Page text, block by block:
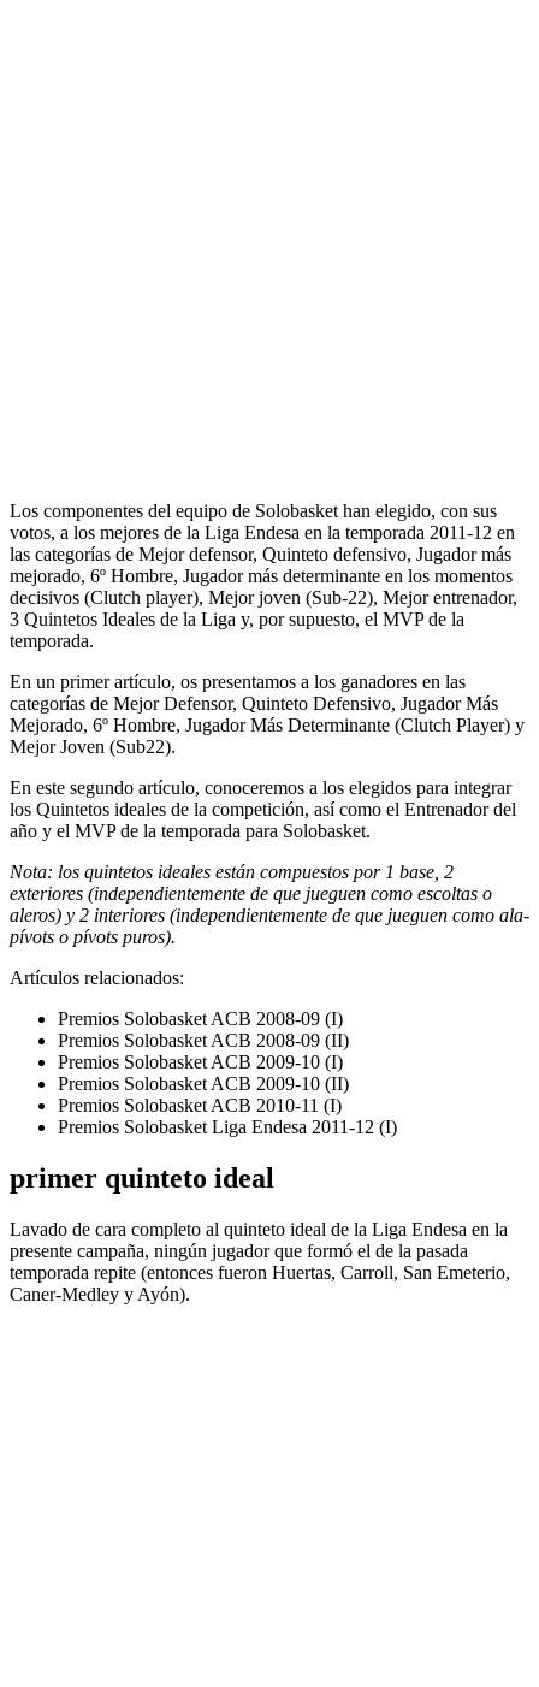
Los componentes del equipo de Solobasket han elegido, con sus
votos, a los mejores de la Liga Endesa en la temporada 2011-12 en
las categorías de Mejor defensor, Quinteto defensivo, Jugador más
mejorado, 6º Hombre, Jugador más determinante en los momentos
decisivos (Clutch player), Mejor joven (Sub-22), Mejor entrenador,
3 Quintetos Ideales de la Liga y, por supuesto, el MVP de la
temporada.
En un primer artículo, os presentamos a los ganadores en las
categorías de Mejor Defensor, Quinteto Defensivo, Jugador Más
Mejorado, 6º Hombre, Jugador Más Determinante (Clutch Player) y
Mejor Joven (Sub22).
En este segundo artículo, conoceremos a los elegidos para integrar
los Quintetos ideales de la competición, así como el Entrenador del
año y el MVP de la temporada para Solobasket.
Nota: los quintetos ideales están compuestos por 1 base, 2
exteriores (independientemente de que jueguen como escoltas o
aleros) y 2 interiores (independientemente de que jueguen como ala-
pívots o pívots puros).
Artículos relacionados:
Premios Solobasket ACB 2008-09 (I)
Premios Solobasket ACB 2008-09 (II)
Premios Solobasket ACB 2009-10 (I)
Premios Solobasket ACB 2009-10 (II)
Premios Solobasket ACB 2010-11 (I)
Premios Solobasket Liga Endesa 2011-12 (I)
primer quinteto ideal
Lavado de cara completo al quinteto ideal de la Liga Endesa en la
presente campaña, ningún jugador que formó el de la pasada
temporada repite (entonces fueron Huertas, Carroll, San Emeterio,
Caner-Medley y Ayón).